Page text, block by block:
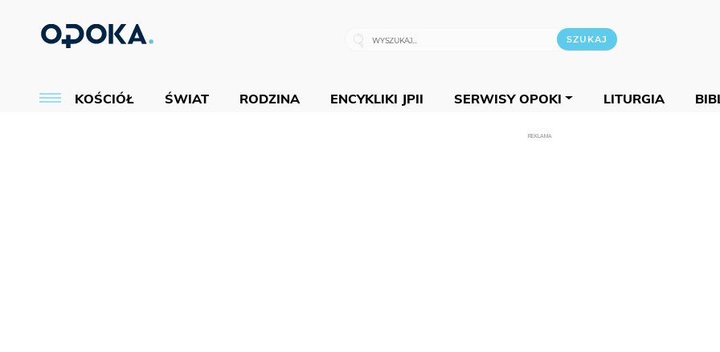
KOŚCIÓŁ ŚWIAT RODZINA ENCYKLIKI JPII SERWISY OPOKI LITURGIA
REKLAMA